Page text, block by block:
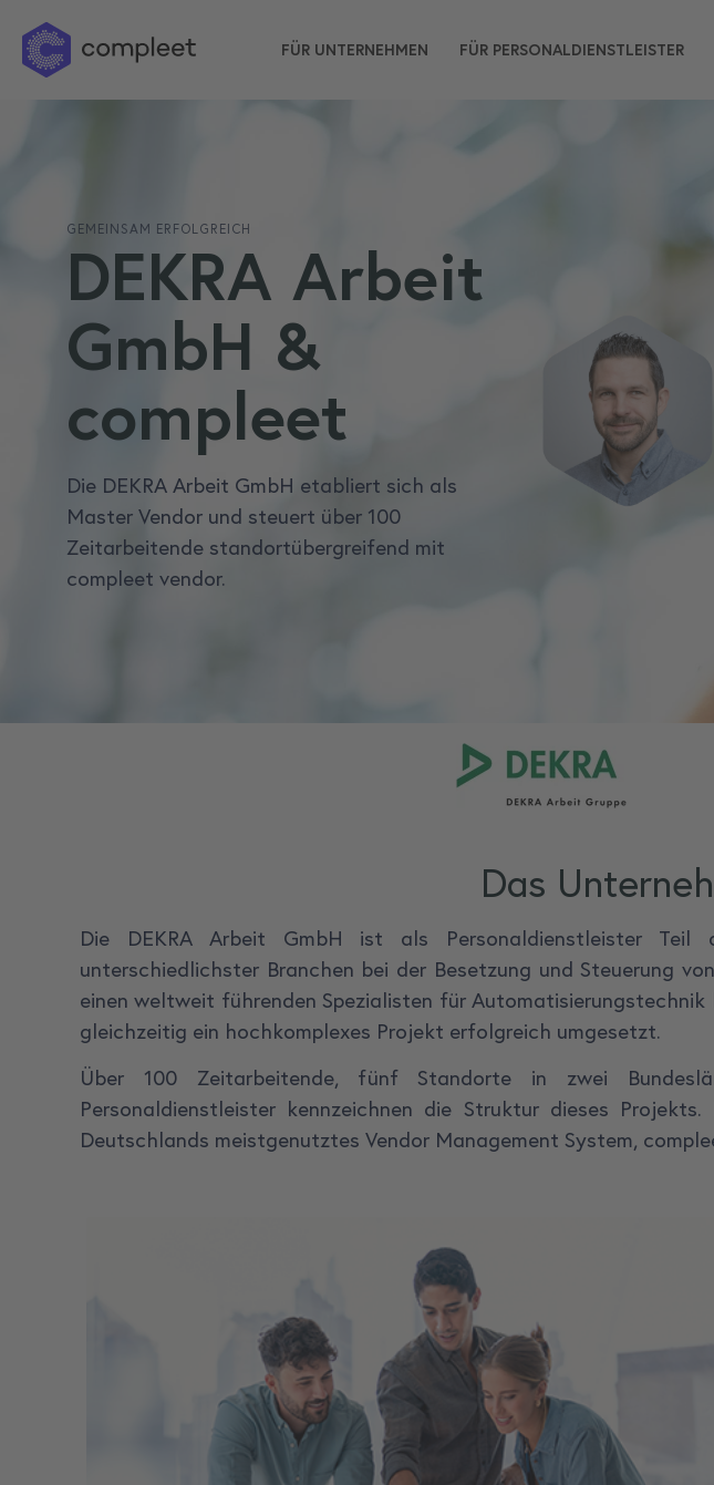
FÜR UNTERNEHMEN FÜR PERSONALDIENSTLEISTER
GEMEINSAM ERFOLGREICH
DEKRA Arbeit
GmbH &
compleet
Die DEKRA Arbeit GmbH etabliert sich als
Master Vendor und steuert über 100
Zeitarbeitende standortübergreifend mit
compleet vendor.
Das
Die DEKRA Arbeit GmbH ist als Personaldienstleister Teil
unterschiedlichster Branchen bei der Besetzung und Steuerung
einen weltweit führenden Spezialisten für
gleichzeitig ein hochkomplexes Projekt erfolgreich umgesetzt.
Über 100 Zeitarbeitende, fünf Standorte in zwei
Personaldienstleister kennzeichnen die Struktur dieses
Deutschlands meistgenutztes Vendor Management System,